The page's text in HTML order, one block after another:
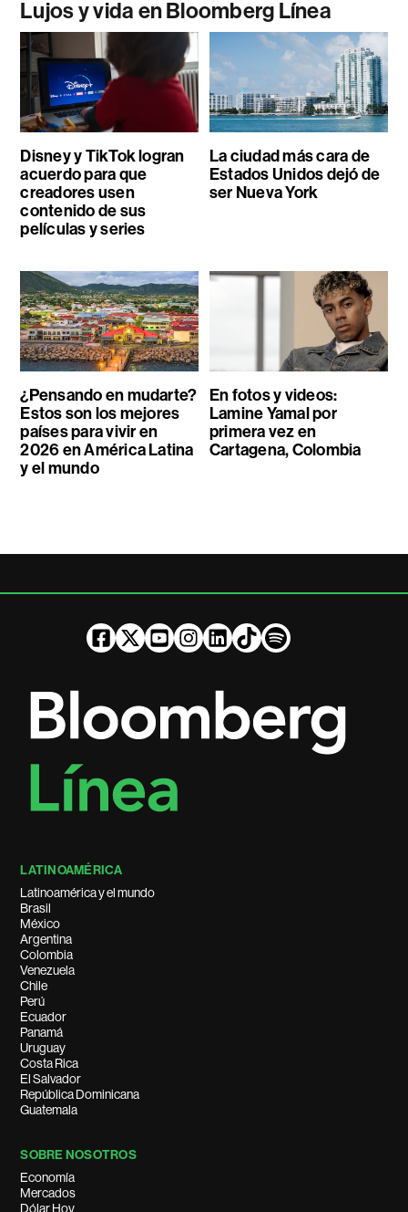
Lujos y vida en Bloomberg Línea
Disney y TikTok logran
acuerdo para que
creadores usen
contenido de sus
películas y series
La ciudad más cara de
Estados Unidos dejó de
ser Nueva York
¿Pensando en mudarte?
Estos son los mejores
países para vivir en
2026 en América Latina
y el mundo
En fotos y videos:
Lamine Yamal por
primera vez en
Cartagena, Colombia
LATINOAMÉRICA
Latinoamérica y el mundo
Brasil
México
Argentina
Colombia
Venezuela
Chile
Perú
Ecuador
Panamá
Uruguay
Costa Rica
El Salvador
República Dominicana
Guatemala
SOBRE NOSOTROS
Economía
Mercados
Dólar Hoy